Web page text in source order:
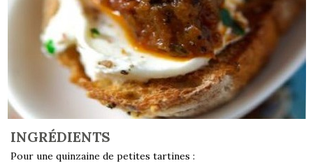
INGRÉDIENTS
Pour une quinzaine de petites tartines :